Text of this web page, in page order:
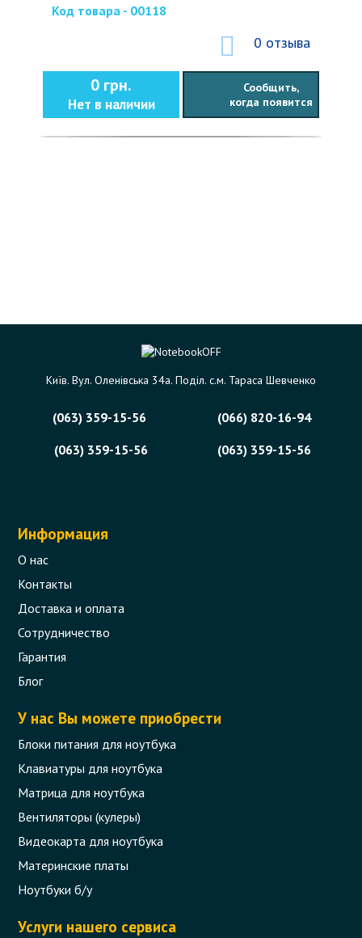
Код товара - 00118
0 отзыва
0 грн.
Нет в наличии
Сообщить,
когда появится
Київ. Вул. Оленівська 34а. Поділ. с.м. Тараса Шевченко
(063) 359-15-56
(066) 820-16-94
(063) 359-15-56
(063) 359-15-56
Информация
О нас
Контакты
Доставка и оплата
Сотрудничество
Гарантия
Блог
У нас Вы можете приобрести
Блоки питания для ноутбука
Клавиатуры для ноутбука
Матрица для ноутбука
Вентиляторы (кулеры)
Видеокарта для ноутбука
Материнские платы
Ноутбуки б/у
Услуги нашего сервиса